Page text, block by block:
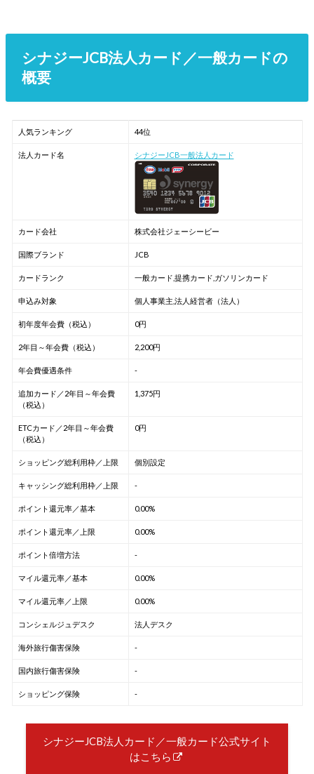
シナジーJCB法人カード／一般カードの
概要
人気ランキング 44位
法人カード名 シナジーJCB一般法人カード
カード会社 株式会社ジェーシービー
国際ブランド JCB
カードランク 一般カード,提携カード,ガソリンカード
申込み対象 個人事業主,法人経営者（法人）
初年度年会費（税込） 0円
2年目～年会費（税込） 2,200円
年会費優遇条件 -
追加カード／2年目～年会費
（税込）
1,375円
ETCカード／2年目～年会費
（税込）
0円
ショッピング総利用枠／上限 個別設定
キャッシング総利用枠／上限 -
ポイント還元率／基本 0.00%
ポイント還元率／上限 0.00%
ポイント倍増方法 -
マイル還元率／基本 0.00%
マイル還元率／上限 0.00%
コンシェルジュデスク 法人デスク
海外旅行傷害保険 -
国内旅行傷害保険 -
ショッピング保険 -
シナジーJCB法人カード／一般カード公式サイト
はこちら